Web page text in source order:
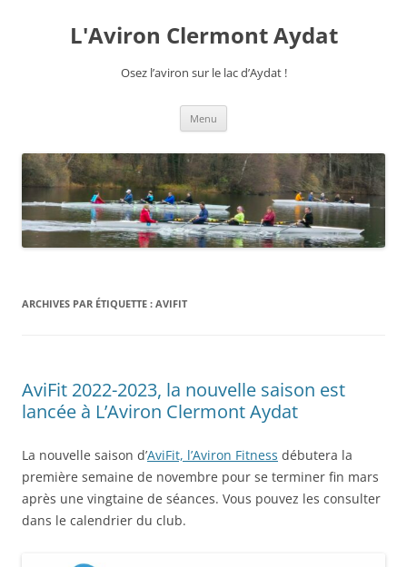
L'Aviron Clermont Aydat
Osez l’aviron sur le lac d’Aydat !
Menu
ARCHIVES PAR ÉTIQUETTE : AVIFIT
AviFit 2022-2023, la nouvelle saison est
lancée à L’Aviron Clermont Aydat
La nouvelle saison d’AviFit, l’Aviron Fitness débutera la
première semaine de novembre pour se terminer fin mars
après une vingtaine de séances. Vous pouvez les consulter
dans le calendrier du club.